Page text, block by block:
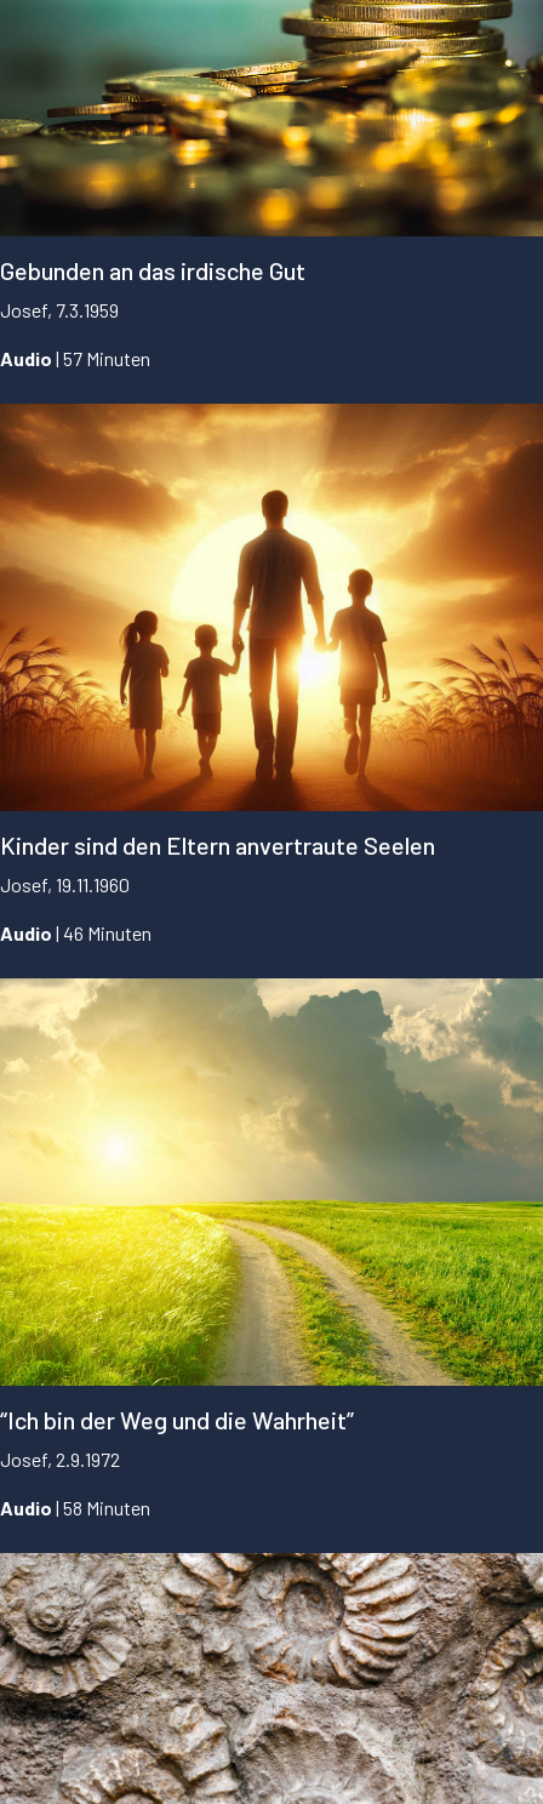
Gebunden an das irdische Gut
Josef, 7.3.1959
Audio | 57 Minuten
...
Kinder sind den Eltern anvertraute Seelen
Josef, 19.11.1960
Audio | 46 Minuten
...
“Ich bin der Weg und die Wahrheit”
Josef, 2.9.1972
Audio | 58 Minuten
...